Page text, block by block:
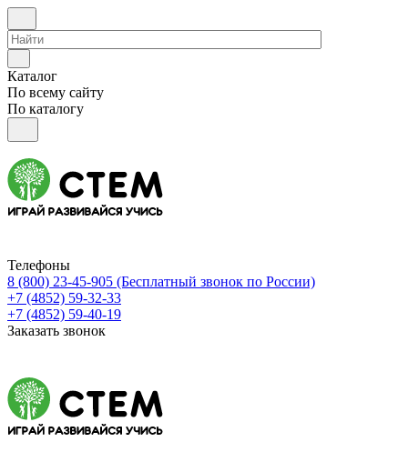
Каталог
По всему сайту
По каталогу
Телефоны
8 (800) 23-45-905 (Бесплатный звонок по России)
+7 (4852) 59-32-33
+7 (4852) 59-40-19
Заказать звонок